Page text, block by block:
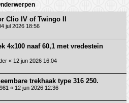
Clio IV of Twingo II
jul 2026 18:56
4x100 naaf 60,1 met vredestein
« 12 jun 2026 16:04
trekhaak type 316 250.
« 12 jun 2026 12:36